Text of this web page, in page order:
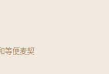
等便麦契